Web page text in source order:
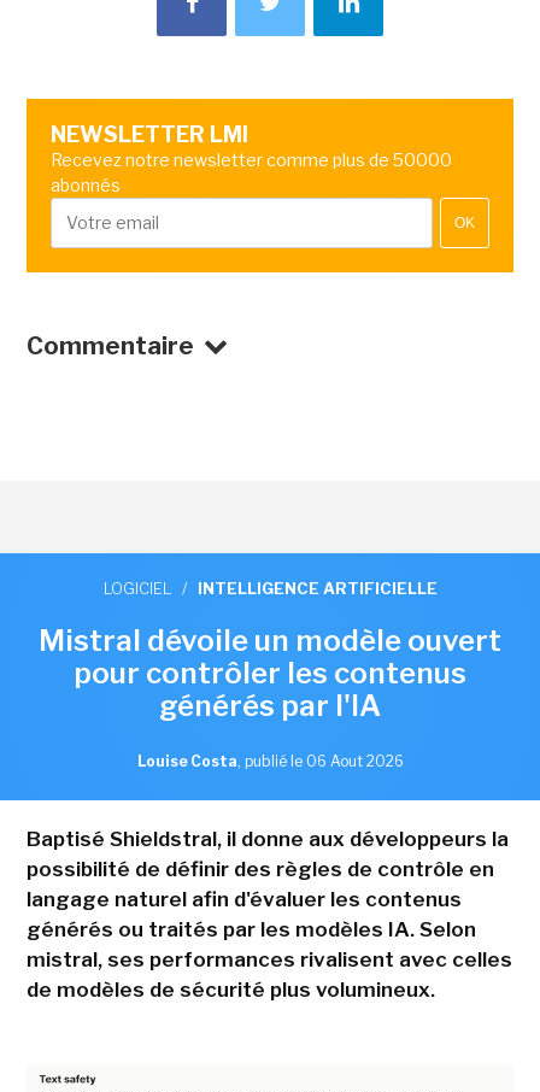
NEWSLETTER LMI
Recevez notre newsletter comme plus de 50000
abonnés
OK
Commentaire
LOGICIEL / INTELLIGENCE ARTIFICIELLE
Mistral dévoile un modèle ouvert
pour contrôler les contenus
générés par l'IA
Louise Costa, publié le 06 Aout 2026
Baptisé Shieldstral, il donne aux développeurs la
possibilité de définir des règles de contrôle en
langage naturel afin d'évaluer les contenus
générés ou traités par les modèles IA. Selon
mistral, ses performances rivalisent avec celles
de modèles de sécurité plus volumineux.